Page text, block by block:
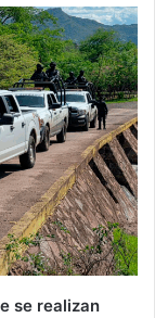
se realizan